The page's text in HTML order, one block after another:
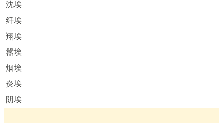
沈埃
纤埃
翔埃
嚣埃
烟埃
炎埃
阴埃